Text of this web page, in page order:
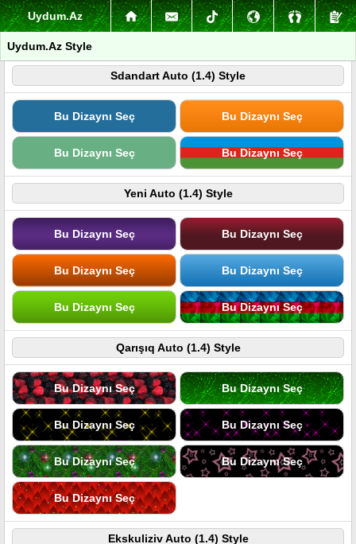
Uydum.Az
Uydum.Az Style
Sdandart Auto (1.4) Style
Bu Dizaynı Seç Bu Dizaynı Seç
Bu Dizaynı Seç Bu Dizaynı Seç
Yeni Auto (1.4) Style
Bu Dizaynı Seç Bu Dizaynı Seç
Bu Dizaynı Seç Bu Dizaynı Seç
Bu Dizaynı Seç Bu Dizaynı Seç
Qarışıq Auto (1.4) Style
Bu Dizaynı Seç Bu Dizaynı Seç
Bu Dizaynı Seç Bu Dizaynı Seç
Bu Dizaynı Seç Bu Dizaynı Seç
Bu Dizaynı Seç
Ekskuliziv Auto (1.4) Style